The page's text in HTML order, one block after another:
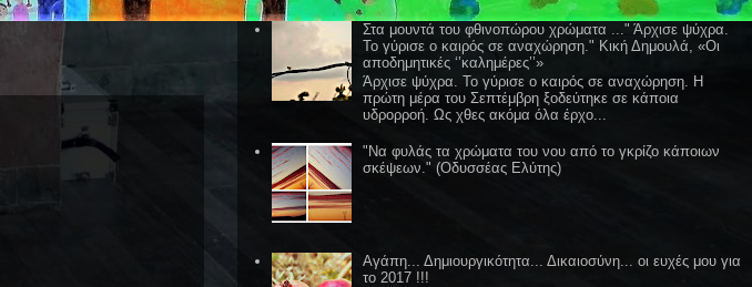
Στα μουντά του φθινοπώρου χρώματα ..." Άρχισε ψύχρα.
Το γύρισε ο καιρός σε αναχώρηση." Κική Δημουλά, «Οι
αποδημητικές ‘’καλημέρες’’»
Άρχισε ψύχρα. Το γύρισε ο καιρός σε αναχώρηση. Η
πρώτη μέρα του Σεπτέμβρη ξοδεύτηκε σε κάποια
υδρορροή. Ως χθες ακόμα όλα έρχο...
"Να φυλάς τα χρώματα του νου από το γκρίζο κάποιων
σκέψεων." (Οδυσσέας Ελύτης)
Αγάπη... Δημιουργικότητα... Δικαιοσύνη... οι ευχές μου για
το 2017 !!!